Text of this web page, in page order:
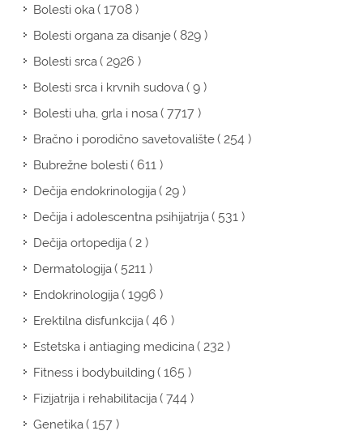
Bolesti oka( 1708 )
Bolesti organa za disanje( 829 )
Bolesti srca( 2926 )
Bolesti srca i krvnih sudova( 9 )
Bolesti uha, grla i nosa( 7717 )
Bračno i porodično savetovalište( 254 )
Bubrežne bolesti( 611 )
Dečija endokrinologija( 29 )
Dečija i adolescentna psihijatrija( 531 )
Dečija ortopedija( 2 )
Dermatologija( 5211 )
Endokrinologija( 1996 )
Erektilna disfunkcija( 46 )
Estetska i antiaging medicina( 232 )
Fitness i bodybuilding( 165 )
Fizijatrija i rehabilitacija( 744 )
Genetika( 157 )